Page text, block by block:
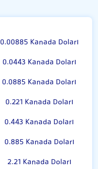
0.00885 Kanada Doları
0.0443 Kanada Doları
0.0885 Kanada Doları
0.221 Kanada Doları
0.443 Kanada Doları
0.885 Kanada Doları
2.21 Kanada Doları